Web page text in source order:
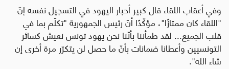
وفي أعقاب اللقاء قال كبير أحبار اليهود في التسجيل نفسه إنّ
"اللقاء كان ممتازًا"، مؤكّدًا أنّ رئيس الجمهورية "تكلّم بما في
قلب الجميع... لقد طمأننا بأنّنا نحن يهود تونس نعيش كسائر
التونسيين وأعطانا ضمانات بأنّ ما حصل لن يتكرّر مرة أخرى إن
شاء الله".